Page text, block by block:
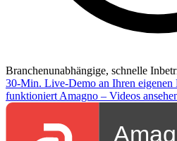
Branchenunabhängige, schnelle
30-Min. Live-Demo an Ihren eigenen
funktioniert Amagno – Videos